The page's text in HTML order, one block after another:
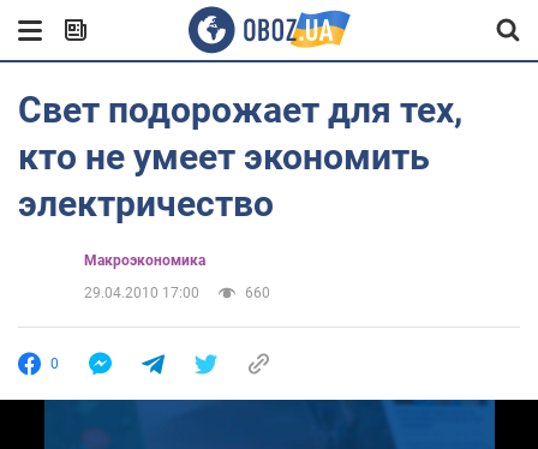
Свет подорожает для тех,
кто не умеет экономить
электричество
Mакроэкономика
29.04.2010 17:00
660
0